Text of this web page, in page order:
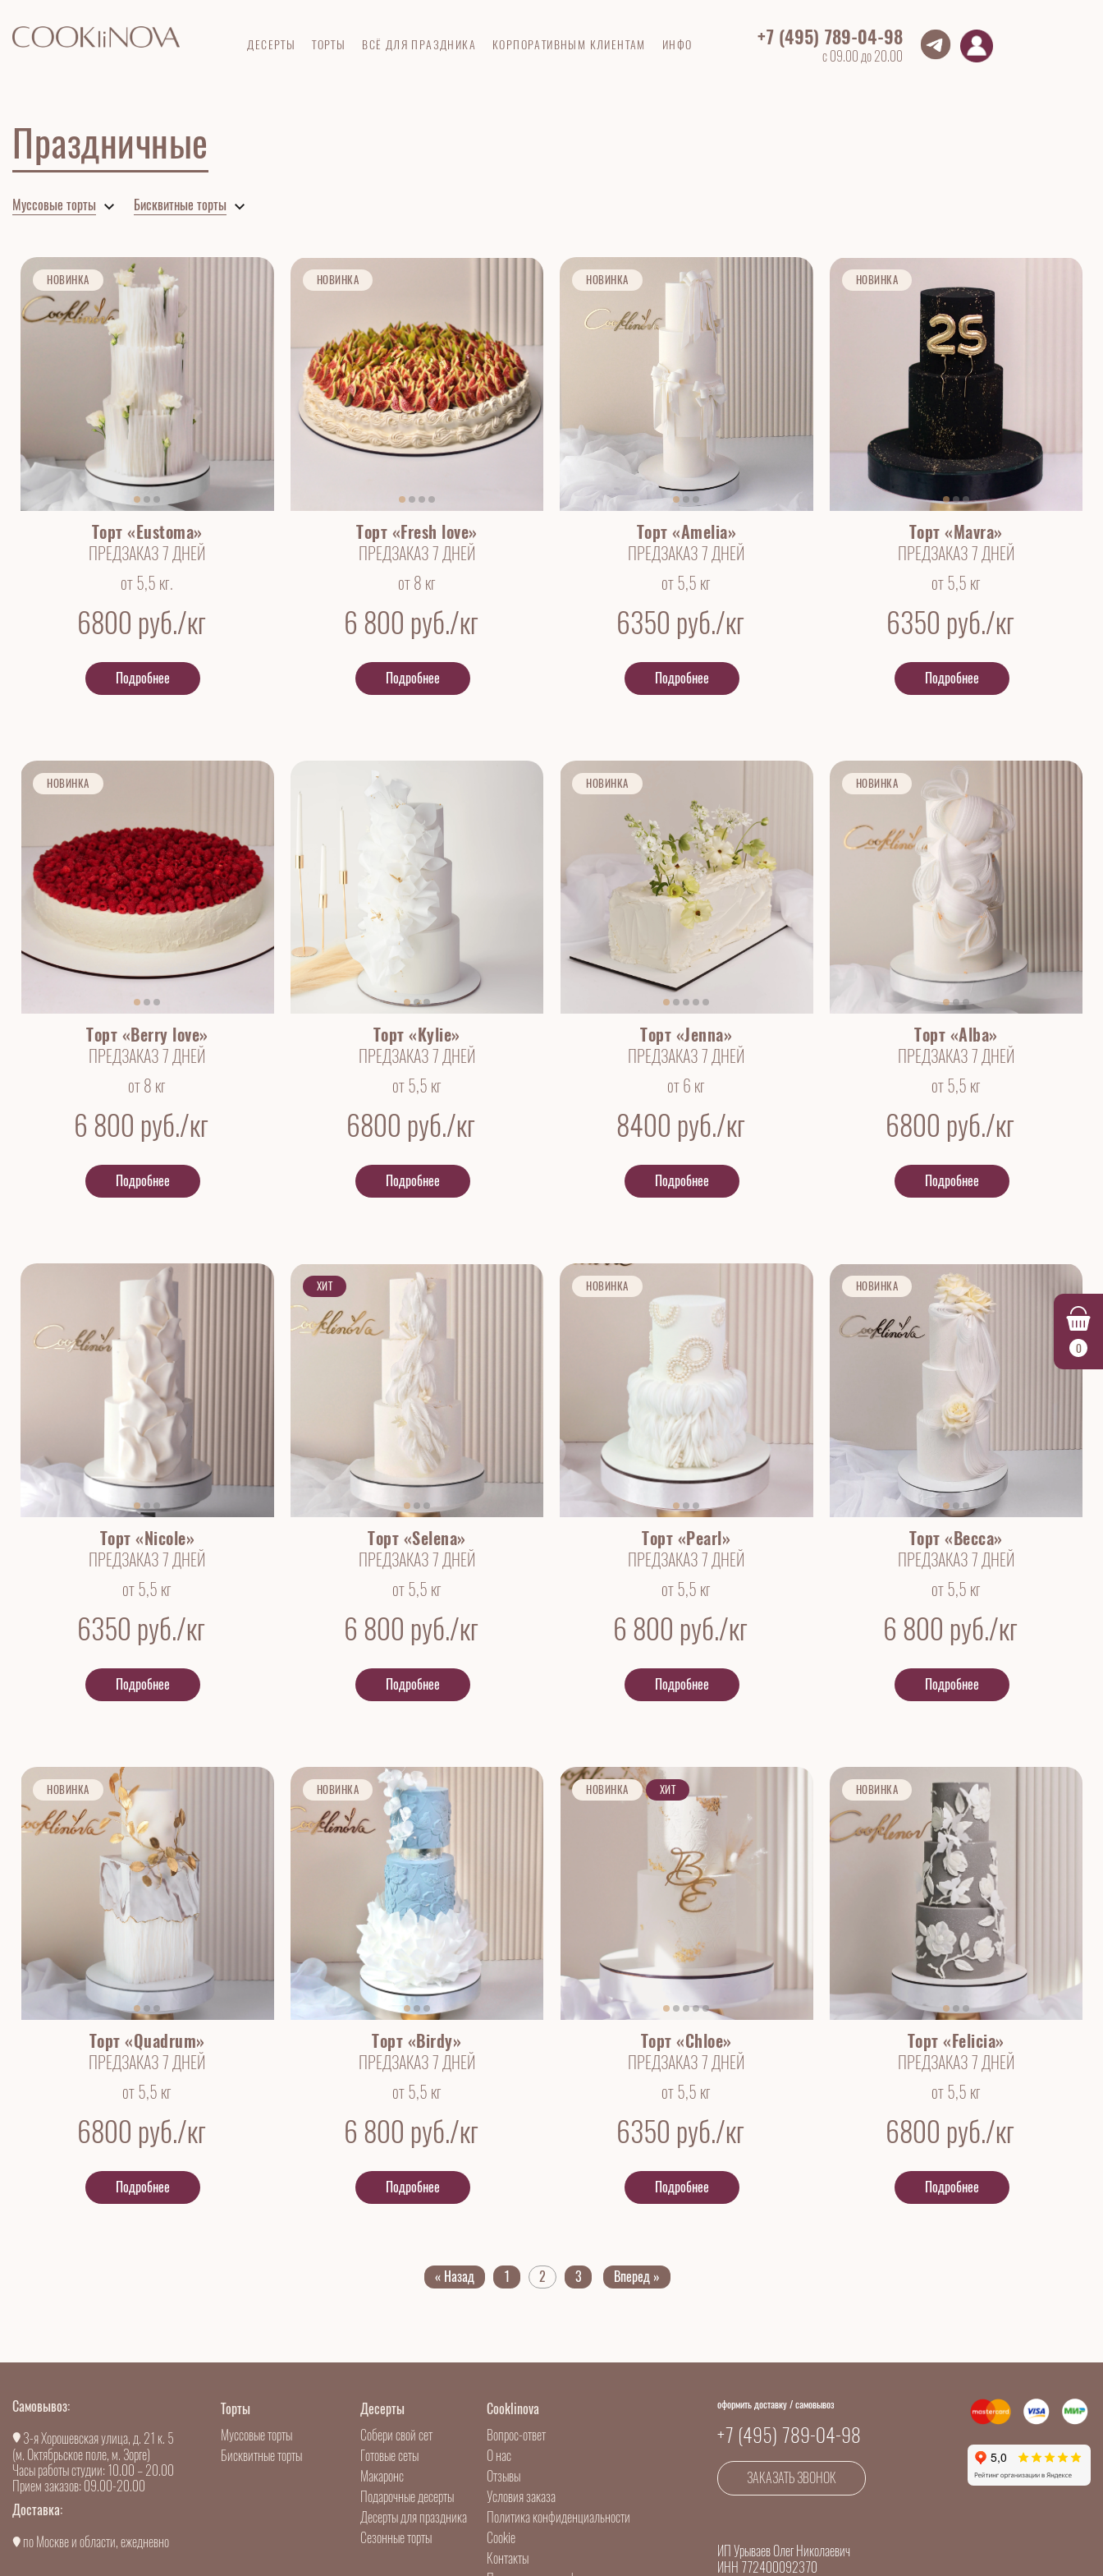
0
ДЕСЕРТЫ ТОРТЫ ВСЁ ДЛЯ ПРАЗДНИКА КОРПОРАТИВНЫМ КЛИЕНТАМ ИНФО +7 (495) 789-04-98
с 09.00 до 20.00
Праздничные
Муссовые торты Бисквитные торты
НОВИНКА
Торт «Eustoma»
ПРЕДЗАКАЗ 7 ДНЕЙ
от 5,5 кг.
6800 руб./кг
Подробнее
НОВИНКА
Торт «Fresh love»
ПРЕДЗАКАЗ 7 ДНЕЙ
от 8 кг
6 800 руб./кг
Подробнее
НОВИНКА
Торт «Amelia»
ПРЕДЗАКАЗ 7 ДНЕЙ
от 5,5 кг
6350 руб./кг
Подробнее
НОВИНКА
Торт «Mavra»
ПРЕДЗАКАЗ 7 ДНЕЙ
от 5,5 кг
6350 руб./кг
Подробнее
НОВИНКА
Торт «Berry love»
ПРЕДЗАКАЗ 7 ДНЕЙ
от 8 кг
6 800 руб./кг
Подробнее
Торт «Kylie»
ПРЕДЗАКАЗ 7 ДНЕЙ
от 5,5 кг
6800 руб./кг
Подробнее
НОВИНКА
Торт «Jenna»
ПРЕДЗАКАЗ 7 ДНЕЙ
от 6 кг
8400 руб./кг
Подробнее
НОВИНКА
Торт «Alba»
ПРЕДЗАКАЗ 7 ДНЕЙ
от 5,5 кг
6800 руб./кг
Подробнее
Торт «Nicole»
ПРЕДЗАКАЗ 7 ДНЕЙ
от 5,5 кг
6350 руб./кг
Подробнее
ХИТ
Торт «Selena»
ПРЕДЗАКАЗ 7 ДНЕЙ
от 5,5 кг
6 800 руб./кг
Подробнее
НОВИНКА
Торт «Pearl»
ПРЕДЗАКАЗ 7 ДНЕЙ
от 5,5 кг
6 800 руб./кг
Подробнее
НОВИНКА
Торт «Becca»
ПРЕДЗАКАЗ 7 ДНЕЙ
от 5,5 кг
6 800 руб./кг
Подробнее
НОВИНКА
Торт «Quadrum»
ПРЕДЗАКАЗ 7 ДНЕЙ
от 5,5 кг
6800 руб./кг
Подробнее
НОВИНКА
Торт «Birdy»
ПРЕДЗАКАЗ 7 ДНЕЙ
от 5,5 кг
6 800 руб./кг
Подробнее
НОВИНКА ХИТ
Торт «Chloe»
ПРЕДЗАКАЗ 7 ДНЕЙ
от 5,5 кг
6350 руб./кг
Подробнее
НОВИНКА
Торт «Felicia»
ПРЕДЗАКАЗ 7 ДНЕЙ
от 5,5 кг
6800 руб./кг
Подробнее
« Назад 1 2 3 Вперед »
Самовывоз:
3-я Хорошевская улица, д. 21 к. 5
(м. Октябрьское поле, м. Зорге)
Часы работы студии: 10.00 – 20.00
Прием заказов: 09.00-20.00
Доставка:
по Москве и области, ежедневно
Торты
Муссовые торты
Бисквитные торты
Десерты
Собери свой сет
Готовые сеты
Макаронс
Подарочные десерты
Десерты для праздника
Сезонные торты
Cooklinova
Вопрос-ответ
О нас
Отзывы
Условия заказа
Политика конфиденциальности
Cookie
Контакты
оформить доставку / самовывоз
+7 (495) 789-04-98
ЗАКАЗАТЬ ЗВОНОК
ИП Урываев Олег Николаевич
ИНН 772400092370